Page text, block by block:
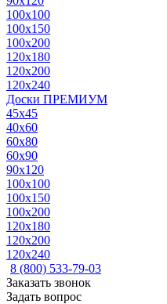
100x100
100x150
100x200
120x180
120x200
120x240
Доски ПРЕМИУМ
45x45
40x60
60x80
60x90
90x120
100x100
100x150
100x200
120x180
120x200
120x240
8 (800) 533-79-03
Заказать звонок
Задать вопрос